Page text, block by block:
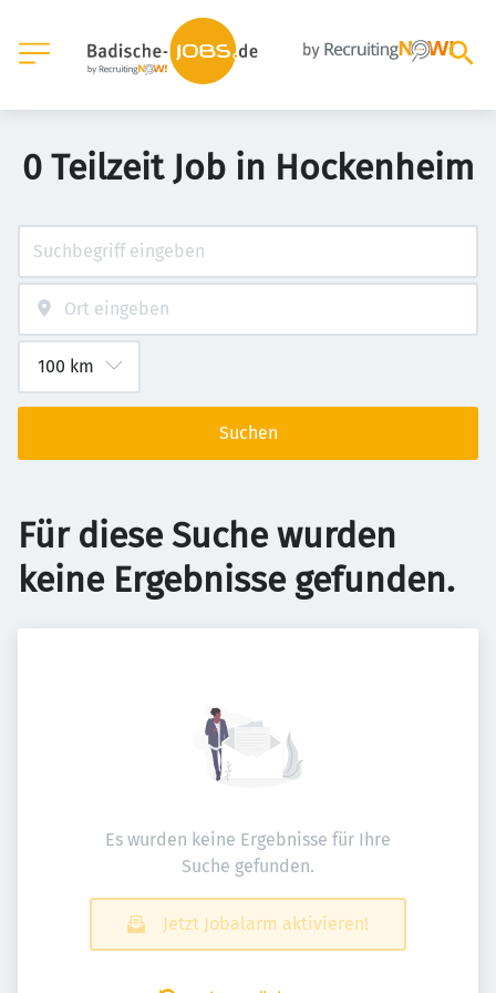
0 Teilzeit Job in Hockenheim
Suchen
Für diese Suche wurden
keine Ergebnisse gefunden.
Es wurden keine Ergebnisse für Ihre
Suche gefunden.
Jetzt Jobalarm aktivieren!